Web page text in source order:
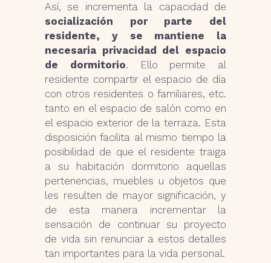
Así, se incrementa la capacidad de
socialización por parte del
residente, y se mantiene la
necesaria privacidad del espacio
de dormitorio. Ello permite al
residente compartir el espacio de día
con otros residentes o familiares, etc.
tanto en el espacio de salón como en
el espacio exterior de la terraza. Esta
disposición facilita al mismo tiempo la
posibilidad de que el residente traiga
a su habitación dormitorio aquellas
pertenencias, muebles u objetos que
les resulten de mayor significación, y
de esta manera incrementar la
sensación de continuar su proyecto
de vida sin renunciar a estos detalles
tan importantes para la vida personal.